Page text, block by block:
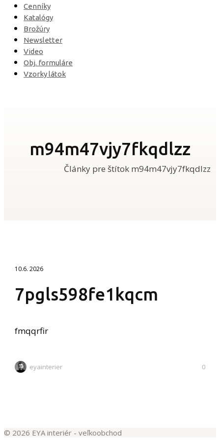
Cenníky
Katalógy
Brožúry
Newsletter
Video
Obj. formuláre
Vzorky látok
m94m47vjy7fkqdlzz
Články pre štítok m94m47vjy7fkqdlzz
10.6. 2026
7pgls598fe1kqcm
fmqqrfir
eyainterier 0
© 2026 EYA interiér - veľkoobchod